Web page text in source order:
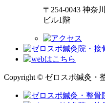
〒254-0043 神奈
ビル1階
Copyright © ゼロスポ鍼灸・